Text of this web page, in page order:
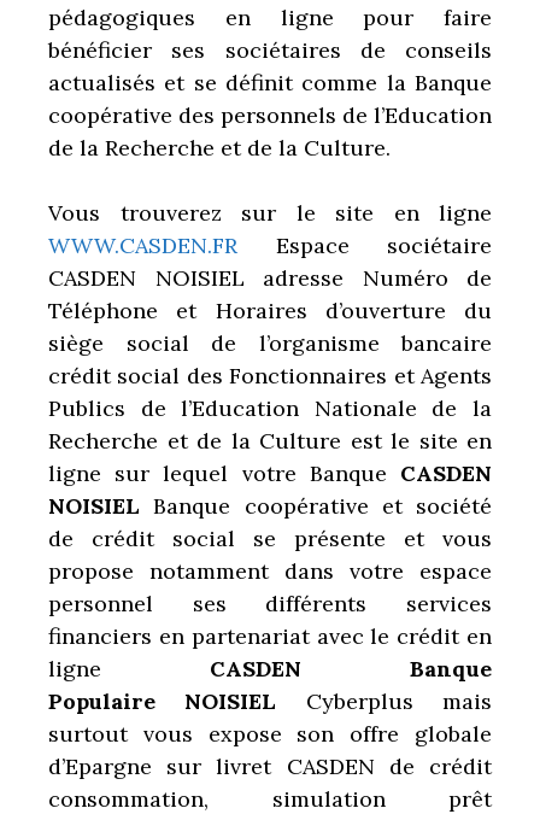
pédagogiques en ligne pour faire
bénéficier ses sociétaires de conseils
actualisés et se définit comme la Banque
coopérative des personnels de l’Education
de la Recherche et de la Culture.
Vous trouverez sur le site en ligne
WWW.CASDEN.FR Espace sociétaire
CASDEN NOISIEL adresse Numéro de
Téléphone et Horaires d’ouverture du
siège social de l’organisme bancaire
crédit social des Fonctionnaires et Agents
Publics de l’Education Nationale de la
Recherche et de la Culture est le site en
ligne sur lequel votre Banque CASDEN
NOISIELBanque coopérative et société
de crédit social se présente et vous
propose notamment dans votre espace
personnel ses différents services
financiers en partenariat avec le crédit en
ligne CASDEN Banque
Populaire NOISIEL Cyberplus mais
surtout vous expose son offre globale
d’Epargne sur livret CASDEN de crédit
consommation, simulation prêt